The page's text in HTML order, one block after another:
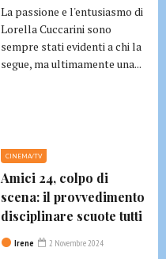
La passione e l'entusiasmo di
Lorella Cuccarini sono
sempre stati evidenti a chi la
segue, ma ultimamente una...
CINEMA/TV
Amici 24, colpo di
scena: il provvedimento
disciplinare scuote tutti
Irene 2 Novembre 2024